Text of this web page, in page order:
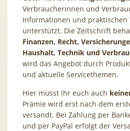
Verbraucherinnen und
Informationen und
unterstützt. Die Zeitschrift
Finanzen, Recht,
Haushalt, Technik und
wird das Angebot durch
und aktuelle Servicethemen.
Hier müsst ihr euch auch
Prämie wird erst nach dem
versandt. Bei Zahlung per
und per PayPal erfolgt der